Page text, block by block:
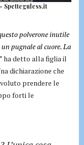
Spetteguless.it
polverone inutile
pugnale al cuore. La
ha detto alla figlia il
dichiarazione che
prendere le
forti le